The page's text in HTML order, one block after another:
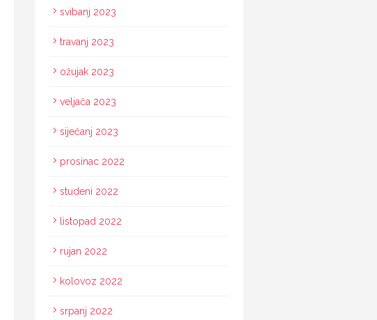
svibanj 2023
travanj 2023
ožujak 2023
veljača 2023
siječanj 2023
prosinac 2022
studeni 2022
listopad 2022
rujan 2022
kolovoz 2022
srpanj 2022